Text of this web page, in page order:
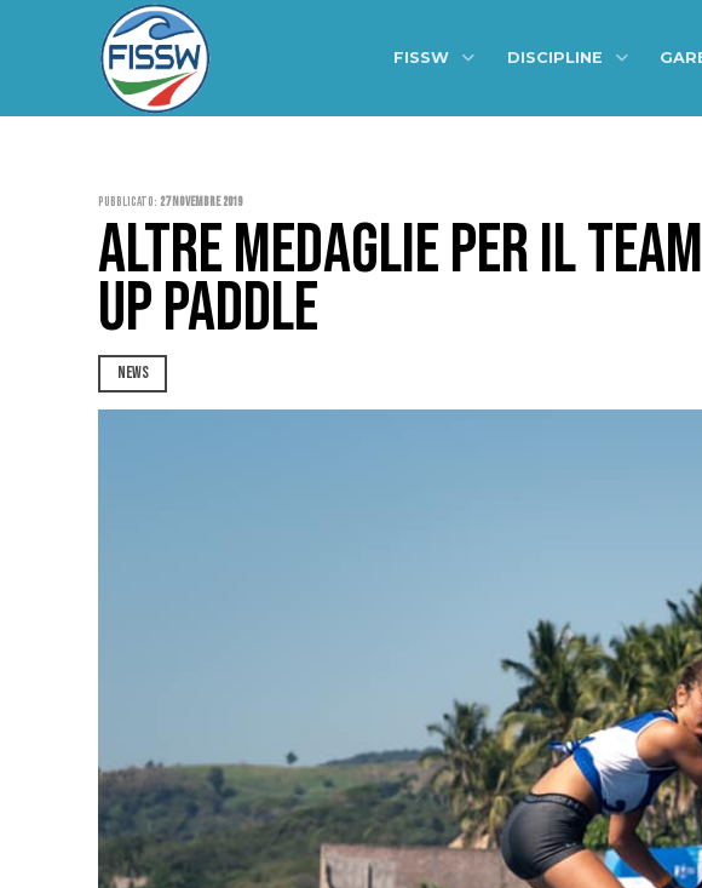
FISSW DISCIPLINE
Pubblicato: 27 Novembre 2019
ALTRE MEDAGLIE PER IL
UP PADDLE
NEWS